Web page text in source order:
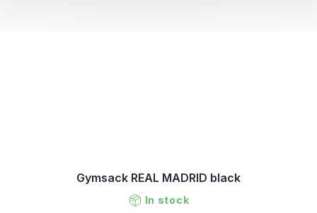
Gymsack REAL MADRID black
In stock